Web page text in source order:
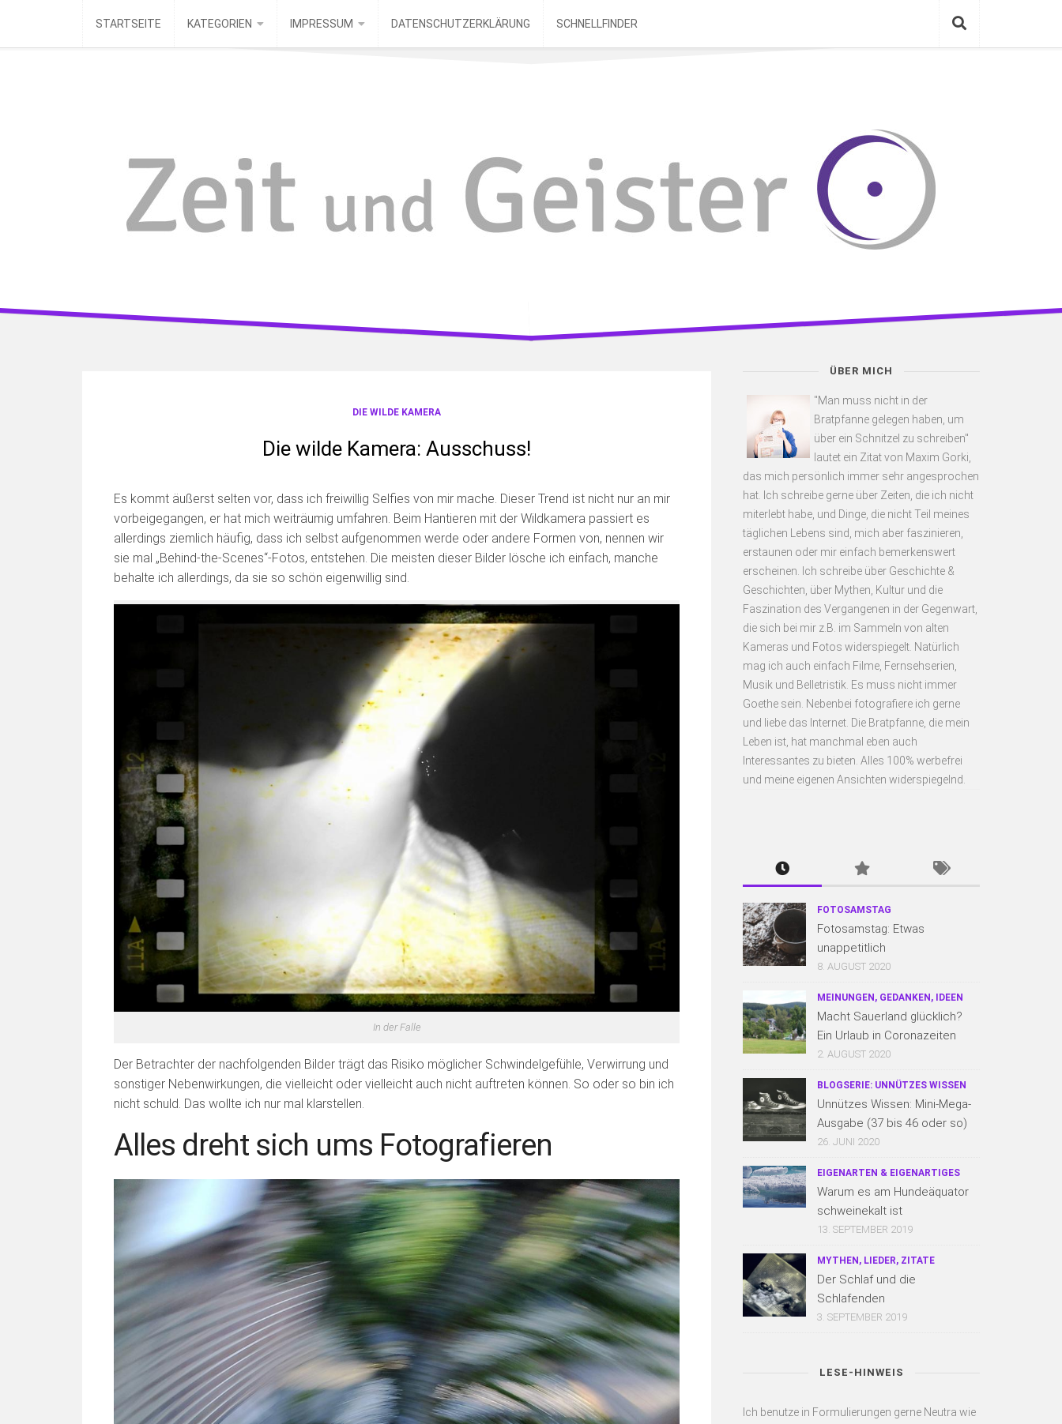
content
STARTSEITE KATEGORIEN IMPRESSUM DATENSCHUTZERKLÄRUNG SCHNELLFINDER
DIE WILDE KAMERA
Die wilde Kamera: Ausschuss!
Es kommt äußerst selten vor, dass ich freiwillig Selfies von mir mache. Dieser Trend ist nicht nur an mir
vorbeigegangen, er hat mich weiträumig umfahren. Beim Hantieren mit der Wildkamera passiert es
allerdings ziemlich häufig, dass ich selbst aufgenommen werde oder andere Formen von, nennen wir
sie mal „Behind-the-Scenes“-Fotos, entstehen. Die meisten dieser Bilder lösche ich einfach, manche
behalte ich allerdings, da sie so schön eigenwillig sind.
In der Falle
Der Betrachter der nachfolgenden Bilder trägt das Risiko möglicher Schwindelgefühle, Verwirrung und
sonstiger Nebenwirkungen, die vielleicht oder vielleicht auch nicht auftreten können. So oder so bin ich
nicht schuld. Das wollte ich nur mal klarstellen.
Alles dreht sich ums Fotografieren
ÜBER MICH
"Man muss nicht in der
Bratpfanne gelegen haben, um
über ein Schnitzel zu schreiben"
lautet ein Zitat von Maxim Gorki,
das mich persönlich immer sehr angesprochen
hat. Ich schreibe gerne über Zeiten, die ich nicht
miterlebt habe, und Dinge, die nicht Teil meines
täglichen Lebens sind, mich aber faszinieren,
erstaunen oder mir einfach bemerkenswert
erscheinen. Ich schreibe über Geschichte &
Geschichten, über Mythen, Kultur und die
Faszination des Vergangenen in der Gegenwart,
die sich bei mir z.B. im Sammeln von alten
Kameras und Fotos widerspiegelt. Natürlich
mag ich auch einfach Filme, Fernsehserien,
Musik und Belletristik. Es muss nicht immer
Goethe sein. Nebenbei fotografiere ich gerne
und liebe das Internet. Die Bratpfanne, die mein
Leben ist, hat manchmal eben auch
Interessantes zu bieten. Alles 100% werbefrei
und meine eigenen Ansichten widerspiegelnd.
FOTOSAMSTAG
Fotosamstag: Etwas
unappetitlich
8. AUGUST 2020
MEINUNGEN, GEDANKEN, IDEEN
Macht Sauerland glücklich?
Ein Urlaub in Coronazeiten
2. AUGUST 2020
BLOGSERIE: UNNÜTZES WISSEN
Unnützes Wissen: Mini-Mega-
Ausgabe (37 bis 46 oder so)
26. JUNI 2020
EIGENARTEN & EIGENARTIGES
Warum es am Hundeäquator
schweinekalt ist
13. SEPTEMBER 2019
MYTHEN, LIEDER, ZITATE
Der Schlaf und die
Schlafenden
3. SEPTEMBER 2019
LESE-HINWEIS
Ich benutze in Formulierungen gerne Neutra wie